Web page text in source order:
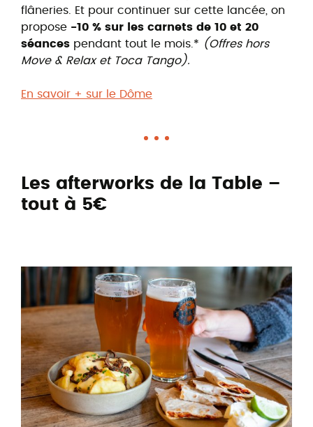
flâneries. Et pour continuer sur cette lancée, on
propose -10 % sur les carnets de 10 et 20
séances pendant tout le mois.* (Offres hors
Move & Relax et Toca Tango).
En savoir + sur le Dôme
Les afterworks de la Table –
tout à 5€